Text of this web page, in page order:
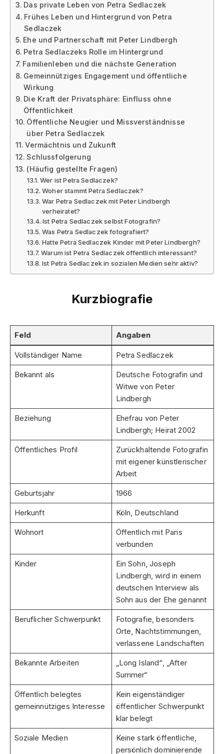
Das private Leben von Petra Sedlaczek
Frühes Leben und Hintergrund von Petra
Sedlaczek
Ehe und Partnerschaft mit Peter Lindbergh
Petra Sedlaczeks Rolle im Hintergrund
Familienleben und die nächste Generation
Gemeinnütziges Engagement und öffentliche
Wirkung
Die Kraft der Privatsphäre: Einfluss ohne
Öffentlichkeit
Öffentliche Neugier und Missverständnisse
über Petra Sedlaczek
Vermächtnis und Zukunft
Schlussfolgerung
(Häufig gestellte Fragen)
Wer ist Petra Sedlaczek?
Woher stammt Petra Sedlaczek?
War Petra Sedlaczek mit Peter Lindbergh
verheiratet?
Ist Petra Sedlaczek selbst Fotografin?
Was Petra Sedlaczek fotografiert?
Hatte Petra Sedlaczek Kinder mit Peter Lindbergh?
Warum ist Petra Sedlaczek öffentlich interessant?
Ist Petra Sedlaczek in sozialen Medien sehr aktiv?
Kurzbiografie
Feld Angaben
Vollständiger Name Petra Sedlaczek
Bekannt als
Deutsche Fotografin und
Witwe von Peter
Lindbergh
Beziehung
Ehefrau von Peter
Lindbergh; Heirat 2002
Öffentliches Profil
Zurückhaltende Fotografin
mit eigener künstlerischer
Arbeit
Geburtsjahr 1966
Herkunft Köln, Deutschland
Wohnort
Öffentlich mit Paris
verbunden
Kinder
Ein Sohn, Joseph
Lindbergh, wird in einem
deutschen Interview als
Sohn aus der Ehe genannt
Beruflicher Schwerpunkt
Fotografie, besonders
Orte, Nachtstimmungen,
verlassene Landschaften
Bekannte Arbeiten
„Long Island“, „After
Summer“
Öffentlich belegtes
gemeinnütziges Interesse
Kein eigenständiger
öffentlicher Schwerpunkt
klar belegt
Soziale Medien
Keine stark öffentliche,
persönlich dominierende